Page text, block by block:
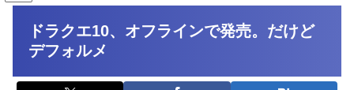
ドラクエ10、オフラインで発売。だけど
デフォルメ